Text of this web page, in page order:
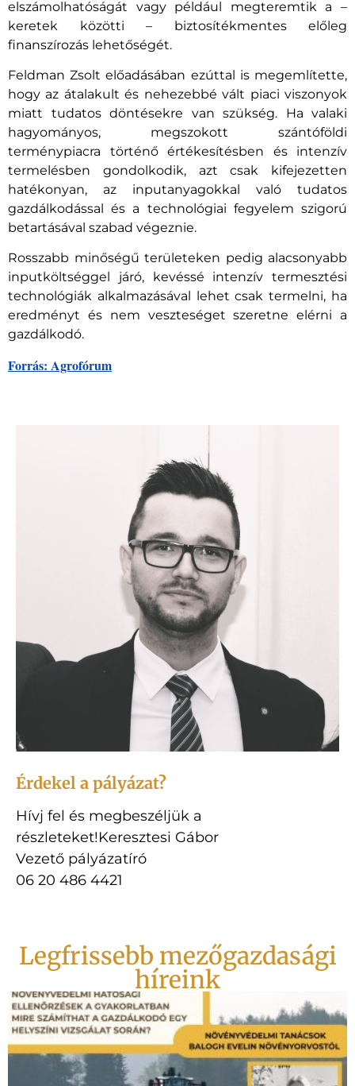
elszámolhatóságát vagy például megteremtik a –
keretek közötti – biztosítékmentes előleg
finanszírozás lehetőségét.
Feldman Zsolt előadásában ezúttal is megemlítette,
hogy az átalakult és nehezebbé vált piaci viszonyok
miatt tudatos döntésekre van szükség. Ha valaki
hagyományos, megszokott szántóföldi
terménypiacra történő értékesítésben és intenzív
termelésben gondolkodik, azt csak kifejezetten
hatékonyan, az inputanyagokkal való tudatos
gazdálkodással és a technológiai fegyelem szigorú
betartásával szabad végeznie.
Rosszabb minőségű területeken pedig alacsonyabb
inputköltséggel járó, kevéssé intenzív termesztési
technológiák alkalmazásával lehet csak termelni, ha
eredményt és nem veszteséget szeretne elérni a
gazdálkodó.
Forrás: Agrofórum
Érdekel a pályázat?
Hívj fel és megbeszéljük a
részleteket!Keresztesi Gábor
Vezető pályázatíró
06 20 486 4421
Legfrissebb mezőgazdasági
híreink